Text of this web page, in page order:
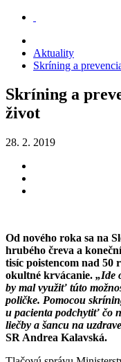
Aktuality
Skríning a
Skríning a
život
28. 2. 2019
Od nového roka sa na
hrubého čreva a
tisíc poistencom nad 50
okultné krvácanie. „Ide
by mal využiť túto
poličke. Pomocou
u pacienta podchytiť čo
liečby a šancu na
SR Andrea Kalavská.